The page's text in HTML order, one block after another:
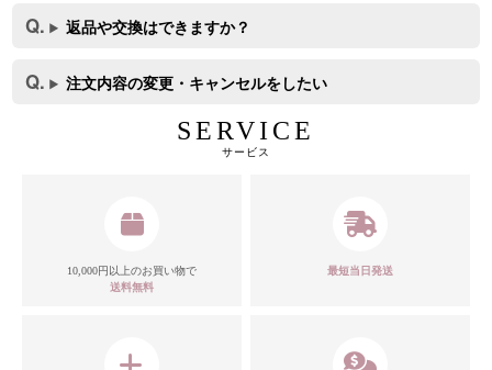
返品や交換はできますか？
注文内容の変更・キャンセルをしたい
SERVICE
サービス
10,000円以上のお買い物で
送料無料
最短当日発送